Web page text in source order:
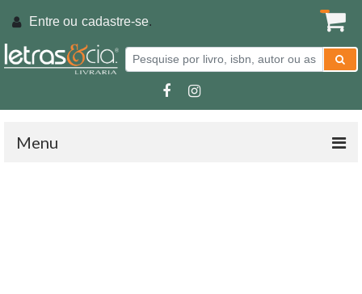
Entre ou cadastre-se.
Menu